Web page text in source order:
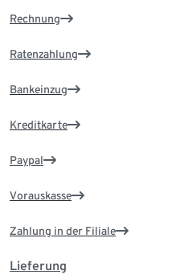
Rechnung
Ratenzahlung
Bankeinzug
Kreditkarte
Paypal
Vorauskasse
Zahlung in der Filiale
Lieferung